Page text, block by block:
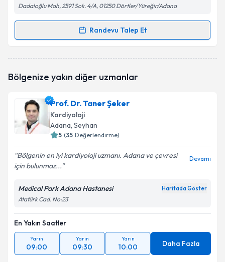
Dadaloğlu Mah, 2591 Sok. 4/A, 01250 Dörtler/Yüreğir/Adana
Randevu Talep Et
Randevu Takvimi Talebi
oluşturun. Size bu uzmandan randevu almanız için bir
E-posta Adresiniz
Kişisel verilerimin işlenmesine ilişkinAydınlatma
Metni
Bölgenize yakın diğer uzmanlar
Prof. Dr. Taner Şeker
Kardiyoloji
Adana, Seyhan
5 (35 Değerlendirme)
Bölgenin en iyi kardiyoloji uzmanı. Adana ve çevresi
için bulunmaz...
Devamı
Medical Park Adana Hastanesi Haritada Göster
Atatürk Cad. No:23
En Yakın Saatler
Yarın
09:00
Yarın
09:30
Yarın
10:00 Daha Fazla